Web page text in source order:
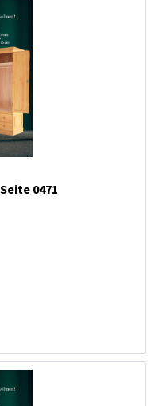
0471